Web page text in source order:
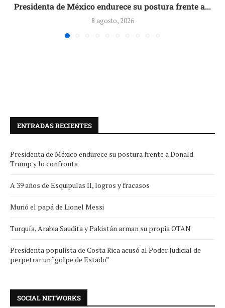
Presidenta de México endurece su postura frente a...
8 agosto, 2026
ENTRADAS RECIENTES
Presidenta de México endurece su postura frente a Donald
Trump y lo confronta
A 39 años de Esquipulas II, logros y fracasos
Murió el papá de Lionel Messi
Turquía, Arabia Saudita y Pakistán arman su propia OTAN
Presidenta populista de Costa Rica acusó al Poder Judicial de
perpetrar un “golpe de Estado”
SOCIAL NETWORKS